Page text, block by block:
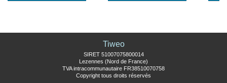
Tiweo
SIRET 51007075800014
Lezennes (Nord de France)
TVA intracommunautaire FR38510070758
Copyright tous droits réservés